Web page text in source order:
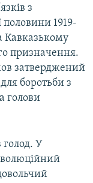
з
1919-
Кавказькому
призначення.
затверджений
боротьби з
голови
У